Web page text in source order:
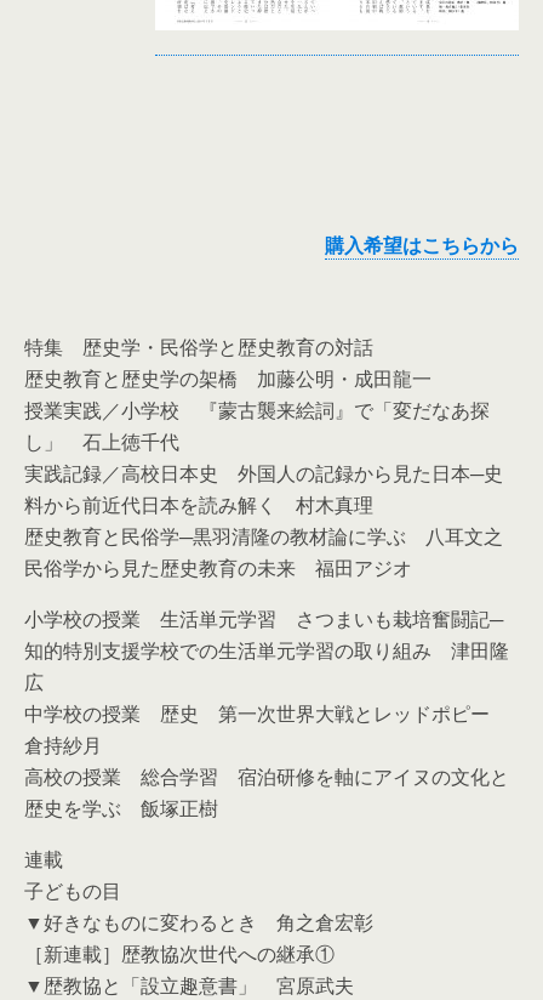
購入希望はこちらから
特集 歴史学・民俗学と歴史教育の対話
歴史教育と歴史学の架橋 加藤公明・成田龍一
授業実践／小学校 『蒙古襲来絵詞』で「変だなあ探
し」 石上徳千代
実践記録／高校日本史 外国人の記録から見た日本─史
料から前近代日本を読み解く 村木真理
歴史教育と民俗学─黒羽清隆の教材論に学ぶ 八耳文之
民俗学から見た歴史教育の未来 福田アジオ
小学校の授業 生活単元学習 さつまいも栽培奮闘記─
知的特別支援学校での生活単元学習の取り組み 津田隆
広
中学校の授業 歴史 第一次世界大戦とレッドポピー
倉持紗月
高校の授業 総合学習 宿泊研修を軸にアイヌの文化と
歴史を学ぶ 飯塚正樹
連載
子どもの目
▼好きなものに変わるとき 角之倉宏彰
［新連載］歴教協次世代への継承①
▼歴教協と「設立趣意書」 宮原武夫